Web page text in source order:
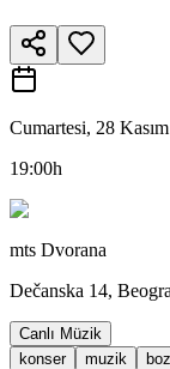
Cumartesi, 28
19:00h
mts Dvorana
Dečanska 14,
Canlı Müzik
konser
muzik